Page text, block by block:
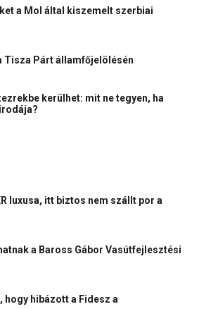
a Mol által kiszemelt szerbiai
Tisza Párt államfőjelölésén
kerülhet: mit ne tegyen, ha
luxusa, itt biztos nem szállt por a
a Baross Gábor Vasútfejlesztési
hogy hibázott a Fidesz a